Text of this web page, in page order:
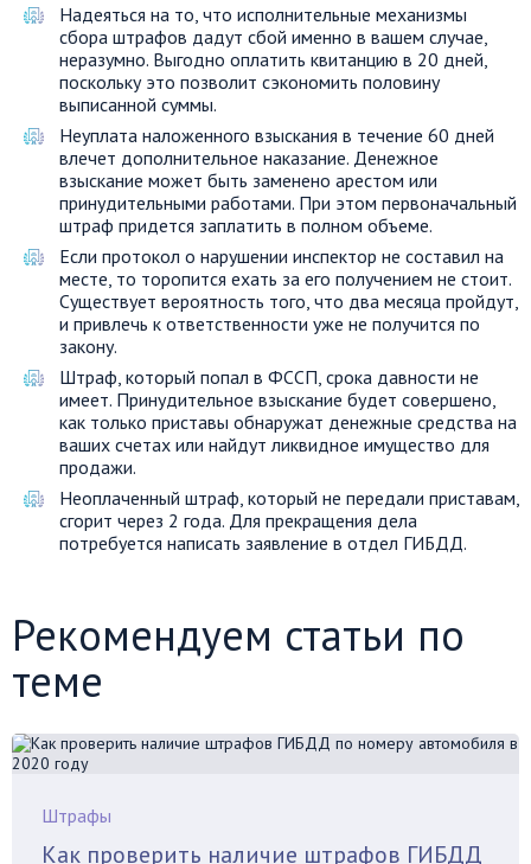
Надеяться на то, что исполнительные механизмы
сбора штрафов дадут сбой именно в вашем случае,
неразумно. Выгодно оплатить квитанцию в 20 дней,
поскольку это позволит сэкономить половину
выписанной суммы.
Неуплата наложенного взыскания в течение 60 дней
влечет дополнительное наказание. Денежное
взыскание может быть заменено арестом или
принудительными работами. При этом первоначальный
штраф придется заплатить в полном объеме.
Если протокол о нарушении инспектор не составил на
месте, то торопится ехать за его получением не стоит.
Существует вероятность того, что два месяца пройдут,
и привлечь к ответственности уже не получится по
закону.
Штраф, который попал в ФССП, срока давности не
имеет. Принудительное взыскание будет совершено,
как только приставы обнаружат денежные средства на
ваших счетах или найдут ликвидное имущество для
продажи.
Неоплаченный штраф, который не передали приставам,
сгорит через 2 года. Для прекращения дела
потребуется написать заявление в отдел ГИБДД.
Рекомендуем статьи по
теме
Штрафы
Как проверить наличие штрафов ГИБДД